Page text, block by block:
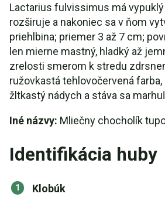
Lactarius fulvissimus má
rozširuje a nakoniec sa v ňom
priehlbina; priemer 3 až 7 cm;
len mierne mastný, hladký až
zrelosti smerom k stredu
ružovkastá tehlovočervená farba,
žltkastý nádych a stáva sa
Iné názvy: Mliečny chocholík
Identifikácia huby
Klobúk